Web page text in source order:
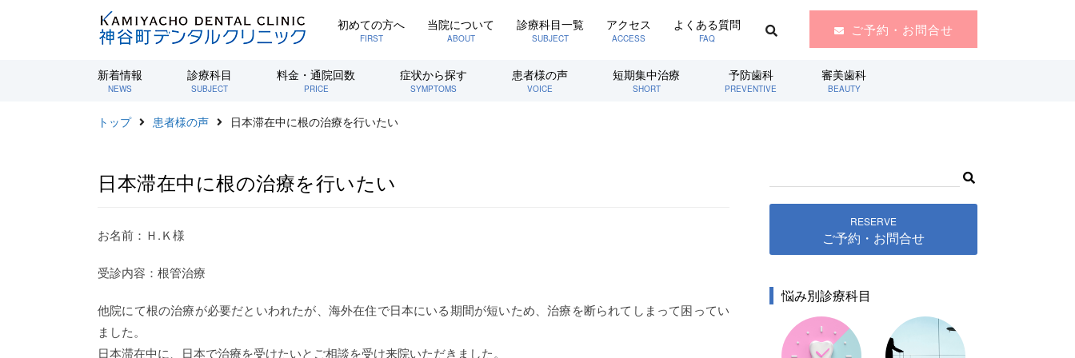
初めての方へ
FIRST
当院について
ABOUT
診療科目一覧
SUBJECT
アクセス
ACCESS
よくある質問
FAQ
新着情報
NEWS
診療科目
SUBJECT
料金・通院回数
PRICE
症状から探す
SYMPTOMS
患者様の声
VOICE
短期集中治療
SHORT
予防歯科
PREVENTIVE
審美歯科
BEAUTY
ご予約・お問合せ
トップ 患者様の声 日本滞在中に根の治療を行いたい
日本滞在中に根の治療を行いたい
お名前：Ｈ.Ｋ様
受診内容：根管治療
他院にて根の治療が必要だといわれたが、海外在住で日本にいる期間が短いため、治療を断られてしまって困ってい
ました。
日本滞在中に、日本で治療を受けたいとご相談を受け来院いただきました。
RESERVE
ご予約・お問合せ
悩み別診療科目